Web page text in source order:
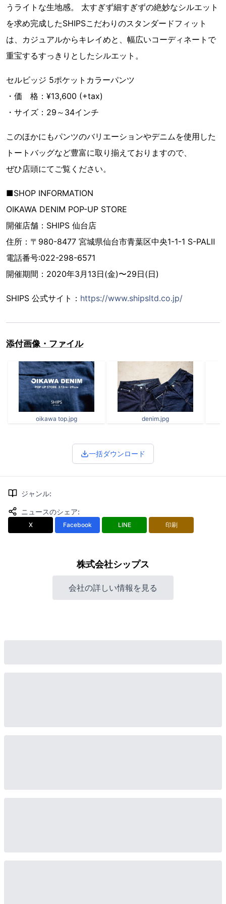
うライトな生地感。 太すぎず細すぎずの絶妙なシルエット
を求め完成したSHIPSこだわりのスタンダードフィット
は、カジュアルからキレイめと、幅広いコーディネートで
重宝するすっきりとしたシルエット。
セルビッジ 5ポケットカラーパンツ
・価 格：¥13,600 (+tax)
・サイズ：29～34インチ
このほかにもパンツのバリエーションやデニムを使用した
トートバッグなど豊富に取り揃えておりますので、
ぜひ店頭にてご覧ください。
■SHOP INFORMATION
OIKAWA DENIM POP-UP STORE
開催店舗：SHIPS 仙台店
住所：〒980-8477 宮城県仙台市青葉区中央1-1-1 S-PALⅡ
電話番号:022-298-6571
開催期間：2020年3月13日(金)〜29日(日)
SHIPS 公式サイト： https://www.shipsltd.co.jp/
添付画像・ファイル
oikawa top.jpg denim.jpg
一括ダウンロード
ジャンル:
ニュースのシェア:
X Facebook LINE 印刷
株式会社シップス
会社の詳しい情報を見る